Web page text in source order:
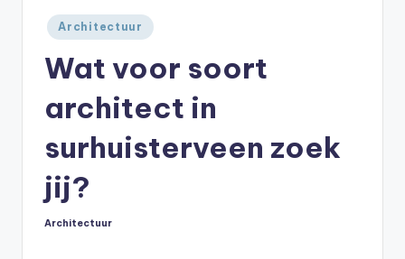
Geplaatst
in
Architectuur
Wat voor soort
architect in
surhuisterveen zoek
jij?
Geplaatst
Architectuur